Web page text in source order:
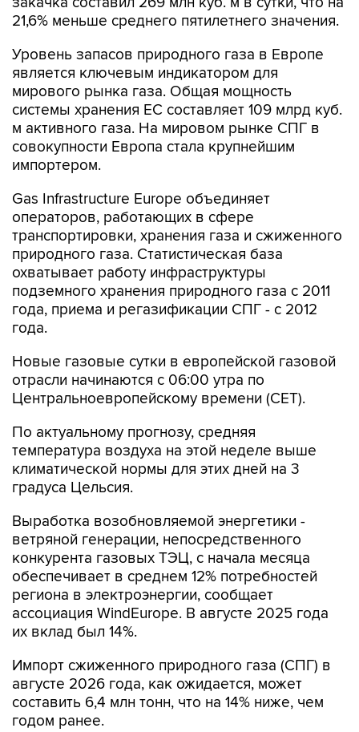
21,6% меньше среднего пятилетнего значения.
Уровень запасов природного газа в Европе
является ключевым индикатором для
мирового рынка газа. Общая мощность
системы хранения ЕС составляет 109 млрд куб.
м активного газа. На мировом рынке СПГ в
совокупности Европа стала крупнейшим
импортером.
Gas Infrastructure Europe объединяет
операторов, работающих в сфере
транспортировки, хранения газа и сжиженного
природного газа. Статистическая база
охватывает работу инфраструктуры
подземного хранения природного газа с 2011
года, приема и регазификации СПГ - с 2012
года.
Новые газовые сутки в европейской газовой
отрасли начинаются c 06:00 утра по
Центральноевропейскому времени (CET).
По актуальному прогнозу, средняя
температура воздуха на этой неделе выше
климатической нормы для этих дней на 3
градуса Цельсия.
Выработка возобновляемой энергетики -
ветряной генерации, непосредственного
конкурента газовых ТЭЦ, с начала месяца
обеспечивает в среднем 12% потребностей
региона в электроэнергии, сообщает
ассоциация WindEurope. В августе 2025 года
их вклад был 14%.
Импорт сжиженного природного газа (СПГ) в
августе 2026 года, как ожидается, может
составить 6,4 млн тонн, что на 14% ниже, чем
годом ранее.